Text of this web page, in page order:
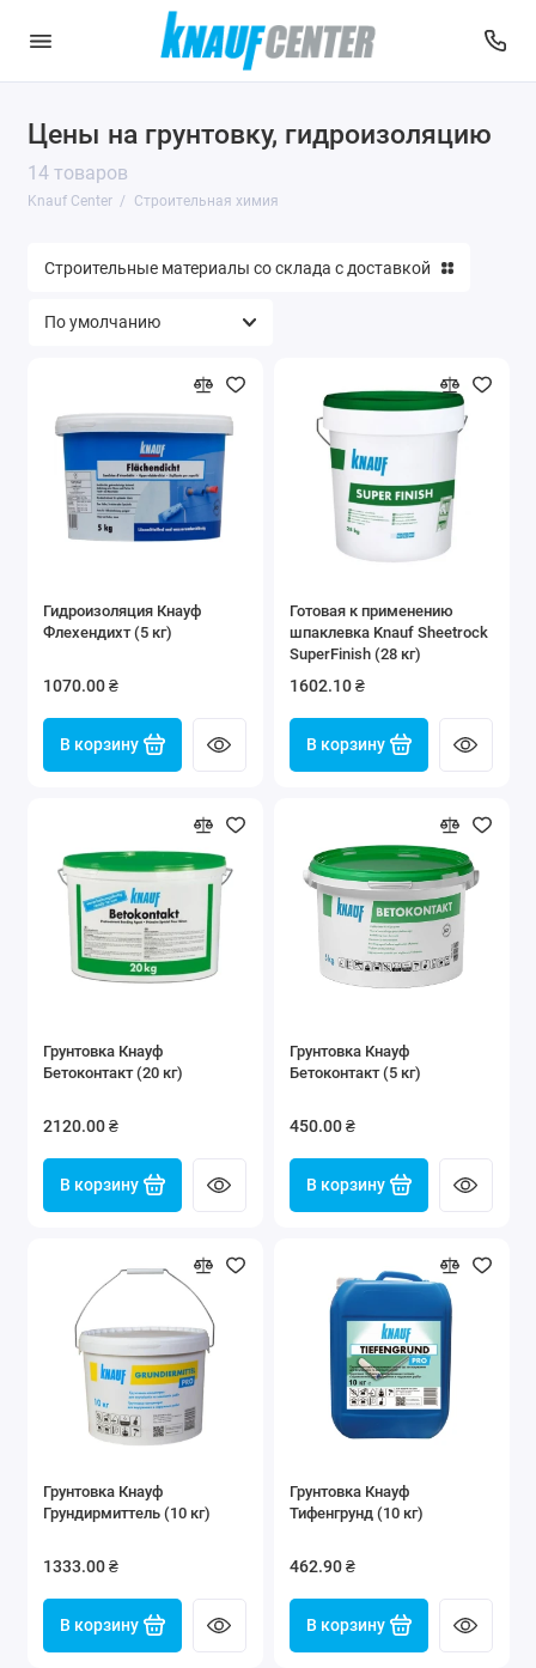
Цены на грунтовку, гидроизоляцию
14 товаров
Knauf Center Строительная химия
Строительные материалы со склада с доставкой
Гидроизоляция Кнауф
Флехендихт (5 кг)
1070.00 ₴
В корзину
Готовая к применению
шпаклевка Knauf Sheetrock
SuperFinish (28 кг)
1602.10 ₴
В корзину
Грунтовка Кнауф
Бетоконтакт (20 кг)
2120.00 ₴
В корзину
Грунтовка Кнауф
Бетоконтакт (5 кг)
450.00 ₴
В корзину
Грунтовка Кнауф
Грундирмиттель (10 кг)
1333.00 ₴
В корзину
Грунтовка Кнауф
Тифенгрунд (10 кг)
462.90 ₴
В корзину